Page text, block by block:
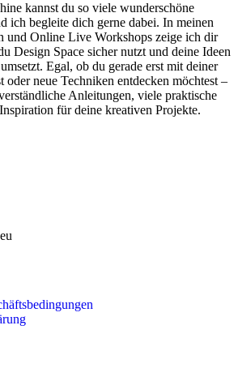
kannst du so viele wunderschöne
ich begleite dich gerne dabei. In meinen
und Online Live Workshops zeige ich dir
Design Space sicher nutzt und deine Ideen
Egal, ob du gerade erst mit deiner
oder neue Techniken entdecken möchtest –
Anleitungen, viele praktische
für deine kreativen Projekte.